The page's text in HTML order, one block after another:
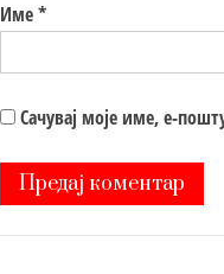
Име*
Сачувај моје име, е-